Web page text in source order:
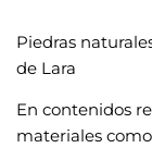
Piedras
de Lara
En contenidos
materiales